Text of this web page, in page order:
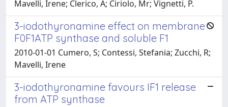
Mavelli, Irene; Clerico, A; Ciriolo, Mr; Vignetti, P.
3-iodothyronamine effect on membrane
F0F1ATP synthase and soluble F1
2010-01-01 Cumero, S; Contessi, Stefania; Zucchi, R;
Mavelli, Irene
3-iodothyronamine favours IF1 release
from ATP synthase